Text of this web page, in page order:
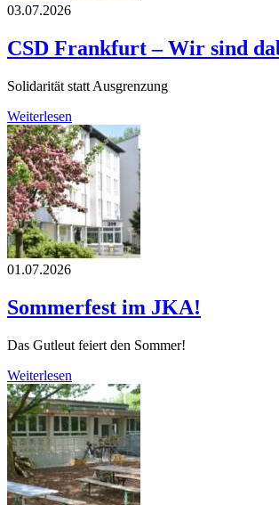
03.07.2026
CSD Frankfurt – Wir sind
Solidarität statt Ausgrenzung
Weiterlesen
01.07.2026
Sommerfest im JKA!
Das Gutleut feiert den Sommer!
Weiterlesen